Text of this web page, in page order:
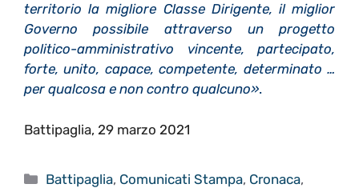
territorio la migliore Classe Dirigente, il miglior
Governo possibile attraverso un progetto
politico-amministrativo vincente, partecipato,
forte, unito, capace, competente, determinato …
per qualcosa e non contro qualcuno».
Battipaglia, 29 marzo 2021
Categorie
Battipaglia, Comunicati Stampa, Cronaca,